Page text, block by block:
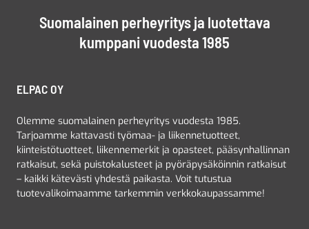
Suomalainen perheyritys ja luotettava
kumppani vuodesta 1985
ELPAC OY
Olemme suomalainen perheyritys vuodesta 1985.
Tarjoamme kattavasti työmaa- ja liikennetuotteet,
kiinteistötuotteet, liikennemerkit ja opasteet, pääsynhallinnan
ratkaisut, sekä puistokalusteet ja pyöräpysäköinnin ratkaisut
– kaikki kätevästi yhdestä paikasta. Voit tutustua
tuotevalikoimaamme tarkemmin verkkokaupassamme!